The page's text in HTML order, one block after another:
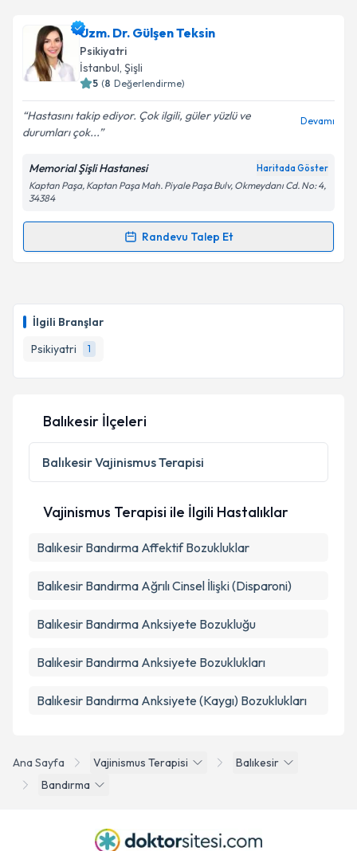
İlgili Branşlar
Psikiyatri
1
Uzm. Dr. Gülşen Teksin
Psikiyatri
İstanbul, Şişli
5 (8 Değerlendirme)
Hastasını takip ediyor. Çok ilgili, güler yüzlü ve
durumları çok...
Devamı
Memorial Şişli Hastanesi Haritada Göster
Kaptan Paşa, Kaptan Paşa Mah. Piyale Paşa Bulv, Okmeydanı Cd. No: 4,
34384
Randevu Talep Et
Randevu Takvimi Talebi
takvim hazırlandığında e-posta ile bilgilendireceğiz.
E-posta Adresiniz
Kişisel verilerimin işlenmesine ilişkinAydınlatma
Metni 'ni okudum ve kişisel verilerimin belirtilen
kapsamda işlenmesini kabul ediyorum.
Takvim Talebini Gönder
Ana Sayfa Vajinismus Terapisi
Balıkesir
Bandırma
Balıkesir İlçeleri
BalıkesirVajinismus Terapisi
Vajinismus Terapisi ile İlgili Hastalıklar
Balıkesir Bandırma Affektif Bozukluklar
Balıkesir Bandırma Ağrılı Cinsel İlişki (Disparoni)
Balıkesir Bandırma Anksiyete Bozukluğu
Balıkesir Bandırma Anksiyete Bozuklukları
Balıkesir Bandırma Anksiyete (Kaygı) Bozuklukları